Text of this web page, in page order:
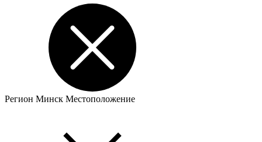
Регион Минск Местоположение